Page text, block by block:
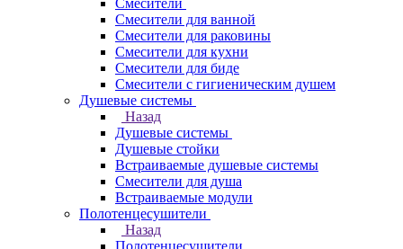
Смесители
Смесители для ванной
Смесители для раковины
Смесители для кухни
Смесители для биде
Смесители с гигиеническим душем
Душевые системы
Назад
Душевые системы
Душевые стойки
Встраиваемые душевые системы
Смесители для душа
Встраиваемые модули
Полотенцесушители
Назад
Полотенцесушители